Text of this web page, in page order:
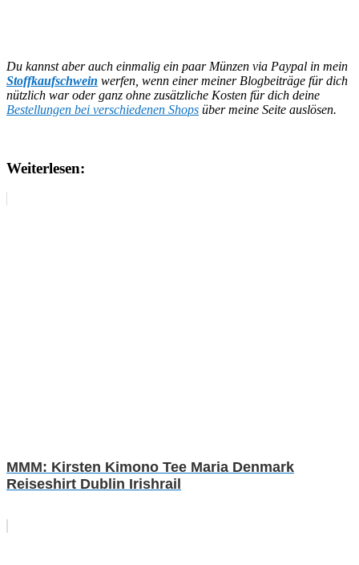
Du kannst aber auch einmalig ein paar Münzen via Paypal in mein
Stoffkaufschwein werfen, wenn einer meiner Blogbeiträge für dich
nützlich war oder ganz ohne zusätzliche Kosten für dich deine
Bestellungen bei verschiedenen Shops über meine Seite auslösen.
Weiterlesen:
MMM: Kirsten Kimono Tee Maria Denmark
Reiseshirt Dublin Irishrail